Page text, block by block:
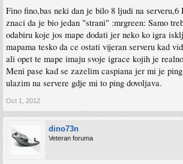
Fino fino,bas neki dan je bilo 8 ljudi na
znaci da je bio jedan "strani" :mrgreen: Samo
odabiru koje jos mape dodati jer neko ko igra
mapama tesko da ce ostati vijeran serveru kad
ali opet te mape imaju svoje igrace kojih je
Meni pase kad se zazelim caspiana jer mi je
ulazim na servere gdje mi to ping dovoljava.
Oct 1, 2012
dino73n
Veteran foruma